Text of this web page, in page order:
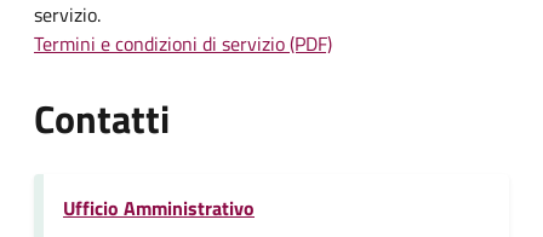
servizio.
Termini e condizioni di servizio (PDF)
Contatti
Ufficio Amministrativo